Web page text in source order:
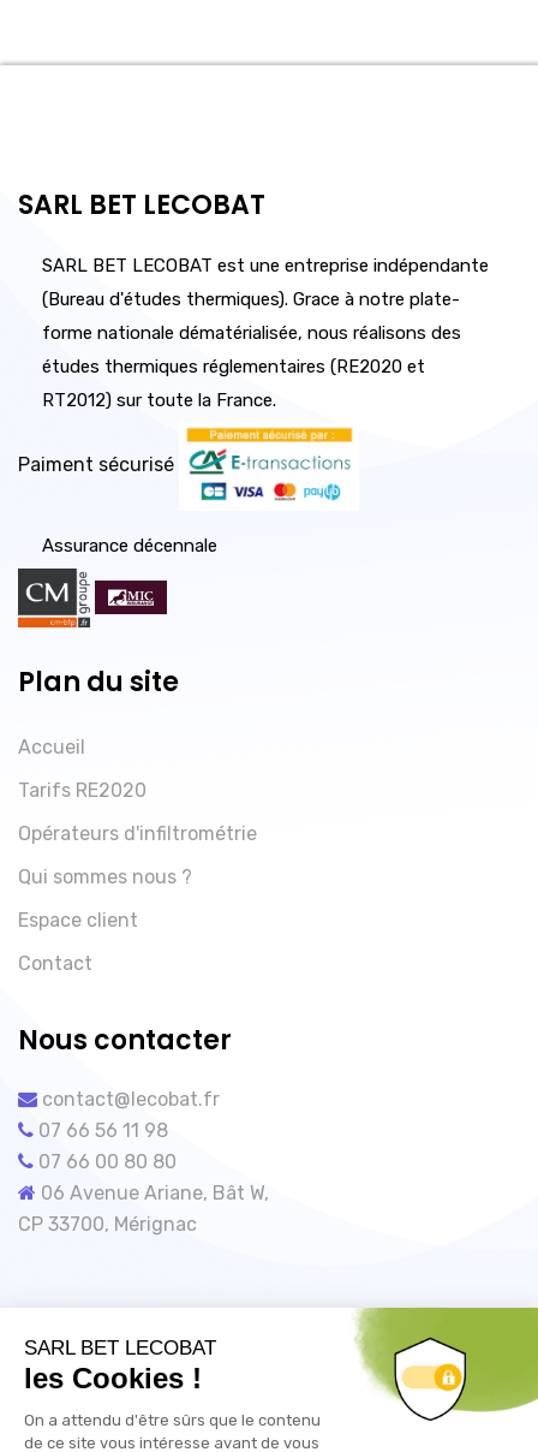
SARL BET LECOBAT
SARL BET LECOBAT est une entreprise indépendante
(Bureau d'études thermiques). Grace à notre plate-
forme nationale dématérialisée, nous réalisons des
études thermiques réglementaires (RE2020 et
RT2012) sur toute la France.
Paiment sécurisé
Assurance décennale
Plan du site
Accueil
Tarifs RE2020
Opérateurs d'infiltrométrie
Qui sommes nous ?
Espace client
Contact
Nous contacter
contact@lecobat.fr
07 66 56 11 98
07 66 00 80 80
06 Avenue Ariane, Bât W,
CP 33700, Mérignac
©lecobat.fr / R-E2020.fr – Un site du groupe
Lecobat | Tous droits réservés |
Mentions légales
|Conditions générales de ventes